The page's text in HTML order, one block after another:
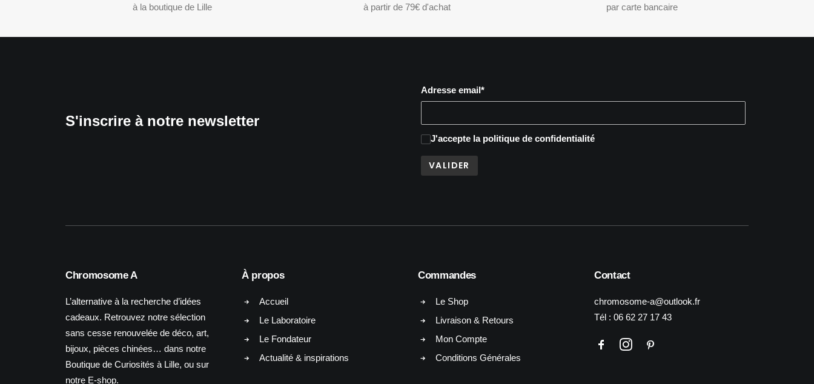
à la boutique de Lille à partir de 79€ d'achat par carte bancaire
S'inscrire à notre newsletter
Adresse email*
J'accepte la politique de confidentialité
Chromosome A
L’alternative à la recherche d’idées
cadeaux. Retrouvez notre sélection
sans cesse renouvelée de déco, art,
bijoux, pièces chinées… dans notre
Boutique de Curiosités à Lille, ou sur
notre E-shop.
À propos
Accueil
Le Laboratoire
Le Fondateur
Actualité & inspirations
Commandes
Le Shop
Livraison & Retours
Mon Compte
Conditions Générales
Contact
chromosome-a@outlook.fr
Tél : 06 62 27 17 43